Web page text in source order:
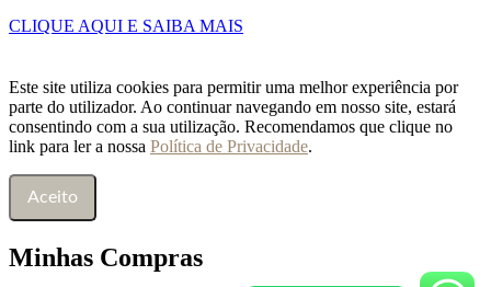
CLIQUE AQUI E SAIBA MAIS
Este site utiliza cookies para permitir uma melhor experiência por
parte do utilizador. Ao continuar navegando em nosso site, estará
consentindo com a sua utilização. Recomendamos que clique no
link para ler a nossa Política de Privacidade.
Aceito
Minhas Compras